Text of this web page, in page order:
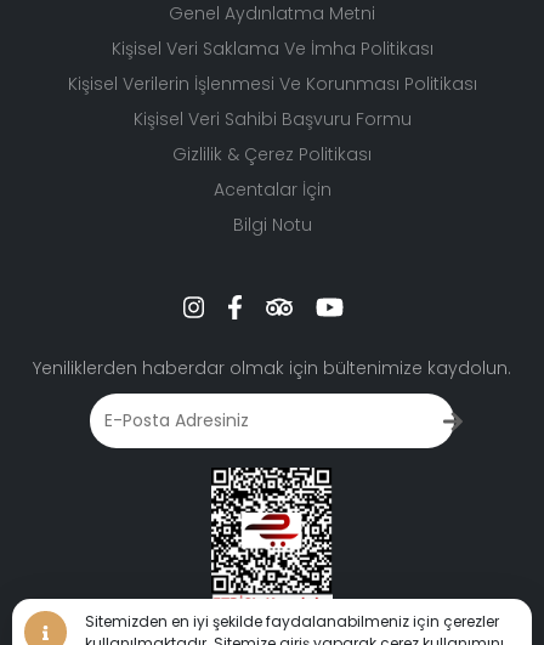
Sitemizden en iyi şekilde faydalanabilmeniz için çerezler
Genel Aydınlatma Metni
Kişisel Veri Saklama Ve İmha Politikası
Kişisel Verilerin İşlenmesi Ve Korunması Politikası
Kişisel Veri Sahibi Başvuru Formu
Gizlilik & Çerez Politikası
Acentalar İçin
Bilgi Notu
Yeniliklerden haberdar olmak için bültenimize kaydolun.